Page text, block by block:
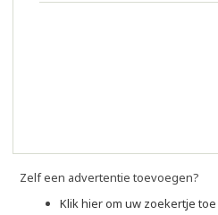
Zelf een advertentie toevoegen?
Klik hier om uw zoekertje